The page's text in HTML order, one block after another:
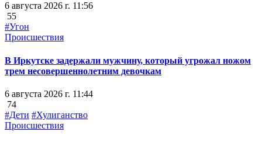
6 августа 2026 г. 11:56
55
#Угон
Происшествия
В Иркутске задержали мужчину, который угрожал ножом
трем несовершеннолетним девочкам
6 августа 2026 г. 11:44
74
#Дети #Хулиганство
Происшествия